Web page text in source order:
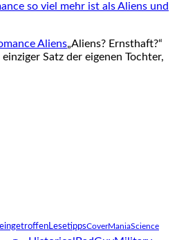
so viel mehr ist als Aliens und
„Aliens? Ernsthaft?“
Satz der eigenen Tochter,
eingetroffenLesetippsCoverManiaScience